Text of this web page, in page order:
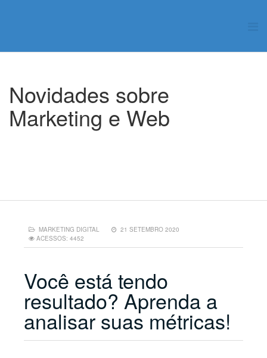
Novidades sobre
Marketing e Web
MARKETING DIGITAL
21 SETEMBRO 2020
ACESSOS: 4452
Você está tendo
resultado? Aprenda a
analisar suas métricas!